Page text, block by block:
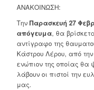
ΑΝΑΚΟΙΝΩΣΗ:
Την Παρασκευή 27
απόγευμα, θα
αντίγραφο της
Κάστρου Λέρου, από
ενώπιον της οποίας θα
λάβουν οι πιστοί την
μας.